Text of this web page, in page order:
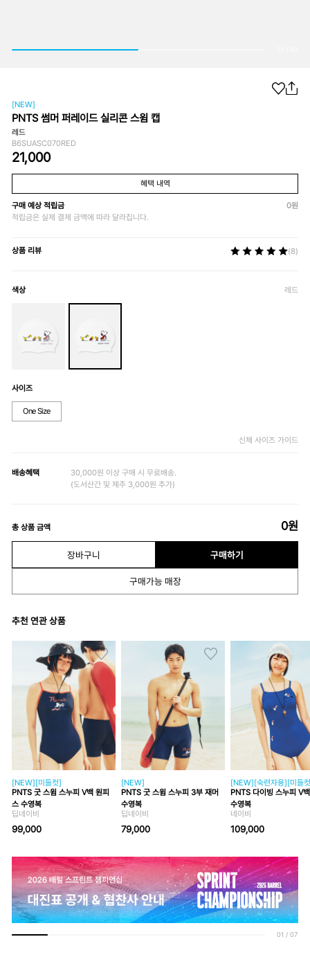
[NEW]
PNTS 썸머 퍼레이드 실리콘 스윔 캡
레드
B6SUASC070RED
21,000
혜택 내역
구매 예상 적립금 0원
적립금은 실제 결제 금액에 따라 달라집니다.
상품 리뷰 (8)
색상 레드
사이즈
One Size
신체 사이즈 가이드
배송혜택
30,000원 이상 구매 시 무료배송.
(도서산간 및 제주 3,000원 추가)
총 상품 금액 0원
장바구니 구매하기
구매가능 매장
추천 연관 상품
[NEW][미들컷]
PNTS 굿 스윔 스누피 V백 원피
스 수영복
딥네이비
99,000
[NEW]
PNTS 굿 스윔 스누피 3부 재머
수영복
딥네이비
79,000
[NEW][숙련자용][미들
PNTS 다이빙 스누피 V
수영복
네이비
109,000
01 / 07